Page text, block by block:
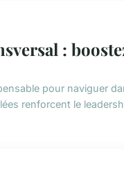
:
pour naviguer
renforcent le